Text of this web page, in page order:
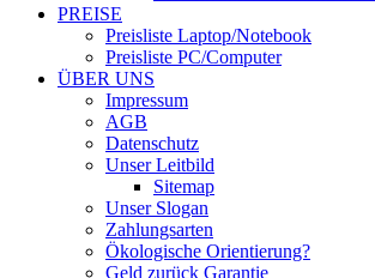
PREISE
Preisliste Laptop/Notebook
Preisliste PC/Computer
ÜBER UNS
Impressum
AGB
Datenschutz
Unser Leitbild
Sitemap
Unser Slogan
Zahlungsarten
Ökologische Orientierung?
Geld zurück Garantie